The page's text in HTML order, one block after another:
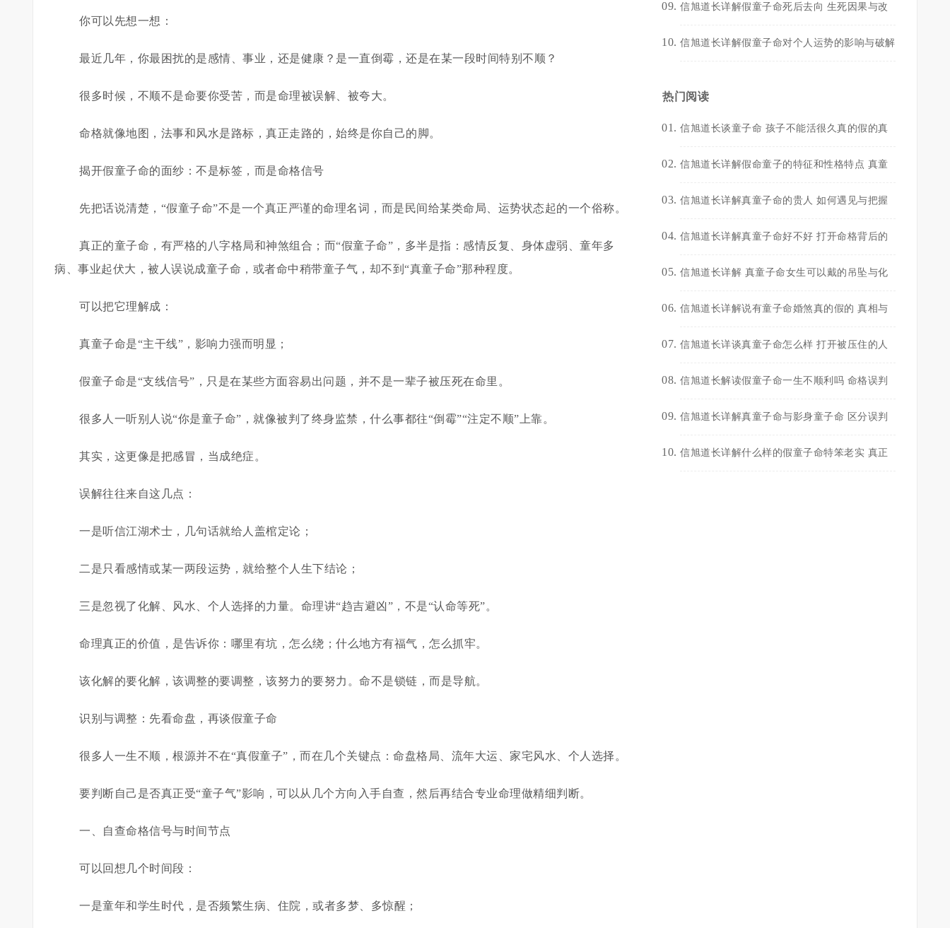
你可以先想一想：
最近几年，你最困扰的是感情、事业，还是健康？是一直倒霉，还是在某一段时间特别不顺？
很多时候，不顺不是命要你受苦，而是命理被误解、被夸大。
命格就像地图，法事和风水是路标，真正走路的，始终是你自己的脚。
揭开假童子命的面纱：不是标签，而是命格信号
先把话说清楚，“假童子命”不是一个真正严谨的命理名词，而是民间给某类命局、运势状态起的一个俗称。
真正的童子命，有严格的八字格局和神煞组合；而“假童子命”，多半是指：感情反复、身体虚弱、童年多
病、事业起伏大，被人误说成童子命，或者命中稍带童子气，却不到“真童子命”那种程度。
可以把它理解成：
真童子命是“主干线”，影响力强而明显；
假童子命是“支线信号”，只是在某些方面容易出问题，并不是一辈子被压死在命里。
很多人一听别人说“你是童子命”，就像被判了终身监禁，什么事都往“倒霉”“注定不顺”上靠。
其实，这更像是把感冒，当成绝症。
误解往往来自这几点：
一是听信江湖术士，几句话就给人盖棺定论；
二是只看感情或某一两段运势，就给整个人生下结论；
三是忽视了化解、风水、个人选择的力量。命理讲“趋吉避凶”，不是“认命等死”。
命理真正的价值，是告诉你：哪里有坑，怎么绕；什么地方有福气，怎么抓牢。
该化解的要化解，该调整的要调整，该努力的要努力。命不是锁链，而是导航。
识别与调整：先看命盘，再谈假童子命
很多人一生不顺，根源并不在“真假童子”，而在几个关键点：命盘格局、流年大运、家宅风水、个人选择。
要判断自己是否真正受“童子气”影响，可以从几个方向入手自查，然后再结合专业命理做精细判断。
一、自查命格信号与时间节点
可以回想几个时间段：
一是童年和学生时代，是否频繁生病、住院，或者多梦、多惊醒；
信旭道长详解假童子命死后去向 生死因果与改
信旭道长详解假童子命对个人运势的影响与破解
热门阅读
信旭道长谈童子命 孩子不能活很久真的假的真
信旭道长详解假命童子的特征和性格特点 真童
信旭道长详解真童子命的贵人 如何遇见与把握
信旭道长详解真童子命好不好 打开命格背后的
信旭道长详解 真童子命女生可以戴的吊坠与化
信旭道长详解说有童子命婚煞真的假的 真相与
信旭道长详谈真童子命怎么样 打开被压住的人
信旭道长解读假童子命一生不顺利吗 命格误判
信旭道长详解真童子命与影身童子命 区分误判
信旭道长详解什么样的假童子命特笨老实 真正